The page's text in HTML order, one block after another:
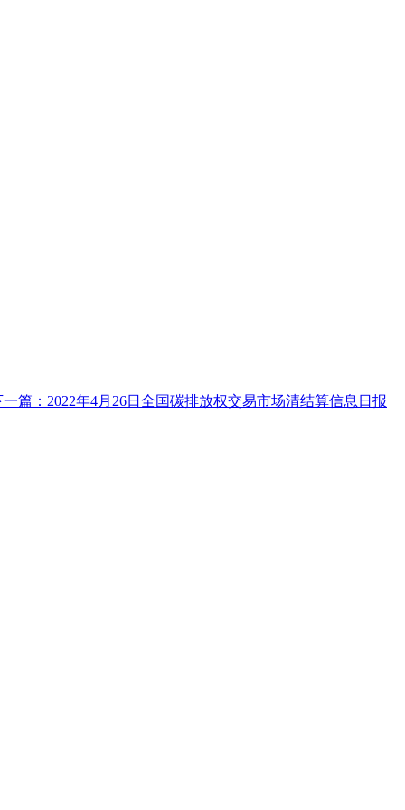
一篇：2022年4月26日全国碳排放权交易市场清结算信息日报